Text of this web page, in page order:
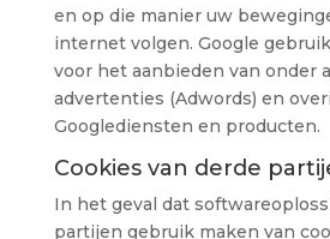
en op die manier uw
internet volgen. Google
voor het aanbieden van onder
advertenties (Adwords) en
Googlediensten en producten.
Cookies van derde
In het geval dat
partijen gebruik maken van